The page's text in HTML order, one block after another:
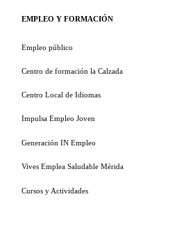
EMPLEO Y FORMACIÓN
Empleo público
Centro de formación la Calzada
Centro Local de Idiomas
Impulsa Empleo Joven
Generación IN Empleo
Vives Emplea Saludable Mérida
Cursos y Actividades